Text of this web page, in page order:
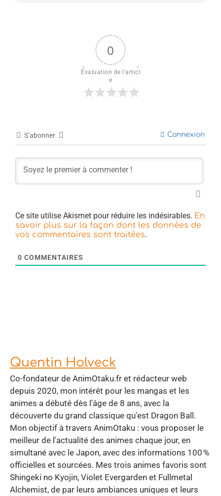
0
Évaluation de l'articl
e
S’abonner Connexion
Ce site utilise Akismet pour réduire les indésirables. En
savoir plus sur la façon dont les données de
vos commentaires sont traitées.
0 COMMENTAIRES
Quentin Holveck
Co-fondateur de AnimOtaku.fr et rédacteur web
depuis 2020, mon intérêt pour les mangas et les
animes a débuté dès l'âge de 8 ans, avec la
découverte du grand classique qu'est Dragon Ball.
Mon objectif à travers AnimOtaku : vous proposer le
meilleur de l'actualité des animes chaque jour, en
simultané avec le Japon, avec des informations 100 %
officielles et sourcées. Mes trois animes favoris sont
Shingeki no Kyojin, Violet Evergarden et Fullmetal
Alchemist, de par leurs ambiances uniques et leurs